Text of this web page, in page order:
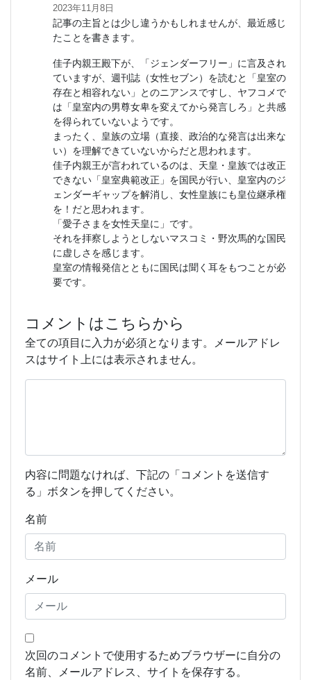
2023年11月8日
記事の主旨とは少し違うかもしれませんが、最近感じ
たことを書きます。
佳子内親王殿下が、「ジェンダーフリー」に言及され
ていますが、週刊誌（女性セブン）を読むと「皇室の
存在と相容れない」とのニアンスですし、ヤフコメで
は「皇室内の男尊女卑を変えてから発言しろ」と共感
を得られていないようです。
まったく、皇族の立場（直接、政治的な発言は出来な
い）を理解できていないからだと思われます。
佳子内親王が言われているのは、天皇・皇族では改正
できない「皇室典範改正」を国民が行い、皇室内のジ
ェンダーギャップを解消し、女性皇族にも皇位継承権
を！だと思われます。
「愛子さまを女性天皇に」です。
それを拝察しようとしないマスコミ・野次馬的な国民
に虚しさを感じます。
皇室の情報発信とともに国民は聞く耳をもつことが必
要です。
コメントはこちらから
全ての項目に入力が必須となります。メールアドレ
スはサイト上には表示されません。
内容に問題なければ、下記の「コメントを送信す
る」ボタンを押してください。
名前
メール
次回のコメントで使用するためブラウザーに自分の
名前、メールアドレス、サイトを保存する。